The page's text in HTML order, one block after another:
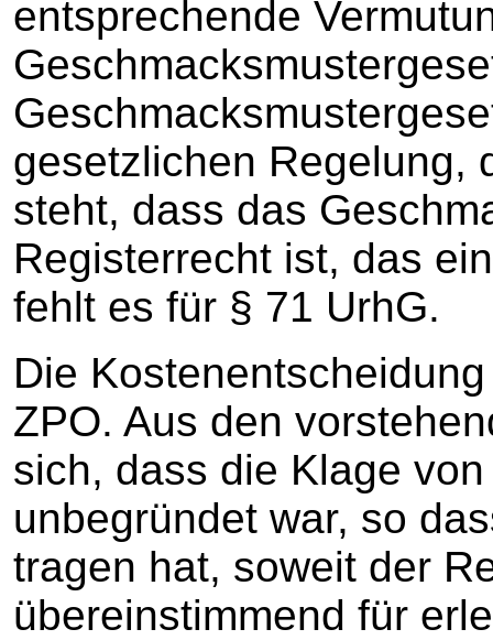
entsprechende
gesetzlichen Regelung,
steht, dass das
Registerrecht ist, das
fehlt es für § 71 UrhG.
Die
ZPO. Aus den
sich, dass die Klage
unbegründet war, so
tragen hat, soweit der
übereinstimmend für